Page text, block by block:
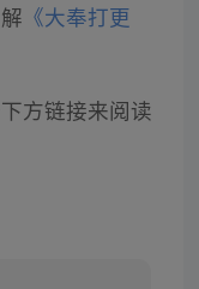
《大奉打更
方链接来阅读